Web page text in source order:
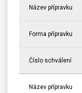
Název přípravku
Forma přípravku
Číslo schválení
Název přípravku